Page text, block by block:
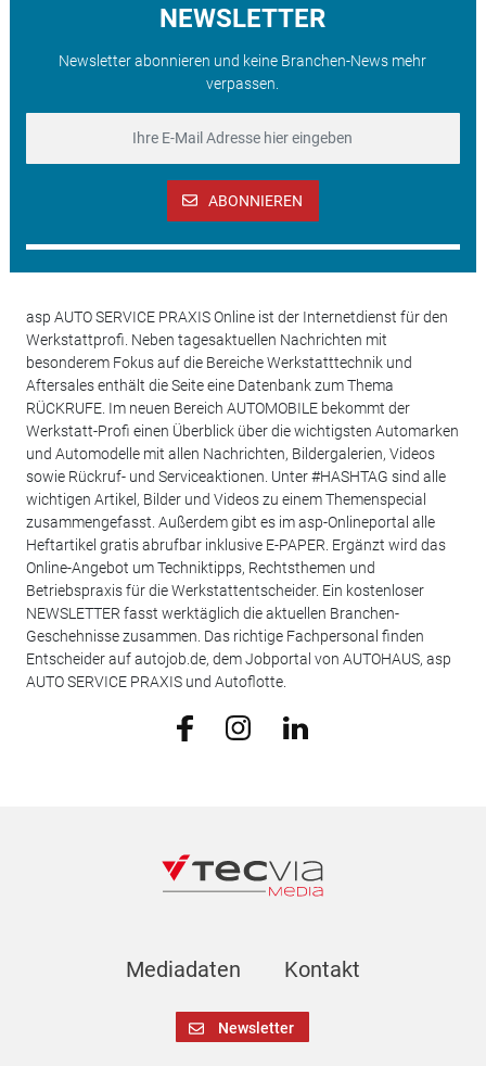
NEWSLETTER
Newsletter abonnieren und keine Branchen-News mehr
verpassen.
ABONNIEREN
asp AUTO SERVICE PRAXIS Online ist der Internetdienst für den
Werkstattprofi. Neben tagesaktuellen Nachrichten mit
besonderem Fokus auf die Bereiche Werkstatttechnik und
Aftersales enthält die Seite eine Datenbank zum Thema
RÜCKRUFE. Im neuen Bereich AUTOMOBILE bekommt der
Werkstatt-Profi einen Überblick über die wichtigsten Automarken
und Automodelle mit allen Nachrichten, Bildergalerien, Videos
sowie Rückruf- und Serviceaktionen. Unter #HASHTAG sind alle
wichtigen Artikel, Bilder und Videos zu einem Themenspecial
zusammengefasst. Außerdem gibt es im asp-Onlineportal alle
Heftartikel gratis abrufbar inklusive E-PAPER. Ergänzt wird das
Online-Angebot um Techniktipps, Rechtsthemen und
Betriebspraxis für die Werkstattentscheider. Ein kostenloser
NEWSLETTER fasst werktäglich die aktuellen Branchen-
Geschehnisse zusammen. Das richtige Fachpersonal finden
Entscheider auf autojob.de, dem Jobportal von AUTOHAUS, asp
AUTO SERVICE PRAXIS und Autoflotte.
Mediadaten Kontakt
Newsletter